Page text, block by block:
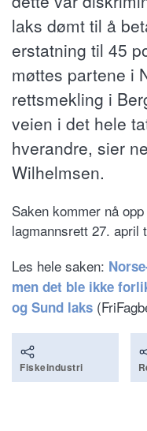
laks dømt til å
erstatning til 45
møttes partene i
rettsmekling i
veien i det hele
hverandre, sier
Wilhelmsen.
Saken kommer nå
lagmannsrett 27. april
Les hele saken:
men det ble ikke
og Sund laks
Fiskeindustri